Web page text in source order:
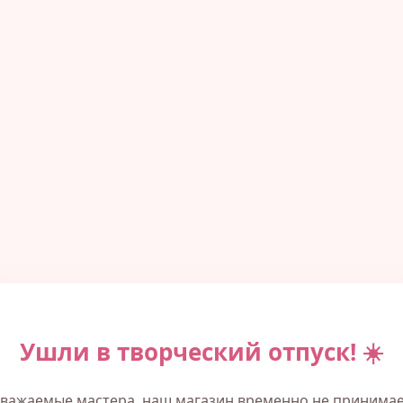
Ушли в творческий отпуск! ☀️